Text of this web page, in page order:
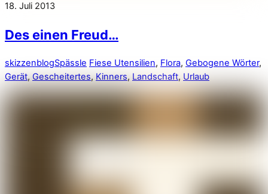
18. Juli 2013
Des einen Freud…
skizzenblogSpässle Fiese Utensilien, Flora, Gebogene Wörter,
Gerät, Gescheitertes, Kinners, Landschaft, Urlaub